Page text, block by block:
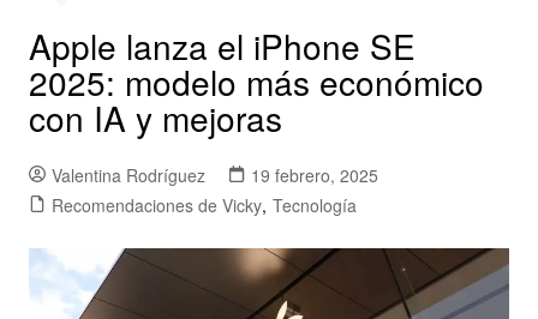
Apple lanza el iPhone SE
2025: modelo más económico
con IA y mejoras
Valentina Rodríguez
19 febrero, 2025
Recomendaciones de Vicky, Tecnología